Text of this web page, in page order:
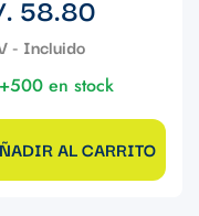
58.80
+500 en stock
AL CARRITO